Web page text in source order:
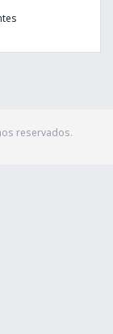
reservados.